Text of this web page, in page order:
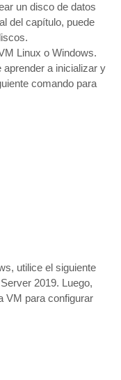
un disco de datos
del capítulo, puede
Linux o Windows.
a inicializar y
comando para
utilice el siguiente
2019. Luego,
VM para configurar